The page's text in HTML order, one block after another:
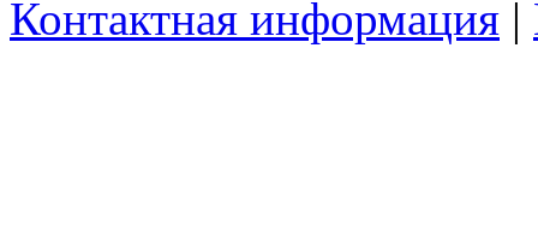
Контактная информация |